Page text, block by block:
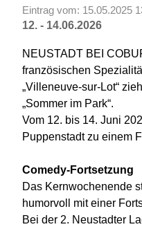
Eintrag vom: 15.05.2025
12. - 14.06.2026
NEUSTADT BEI
französischen
„Villeneuve-sur-Lot“
„Sommer im Park“.
Vom 12. bis 14. Juni
Puppenstadt zu einem
Comedy-Fortsetzung
Das Kernwochenende
humorvoll mit einer
Bei der 2. Neustadter